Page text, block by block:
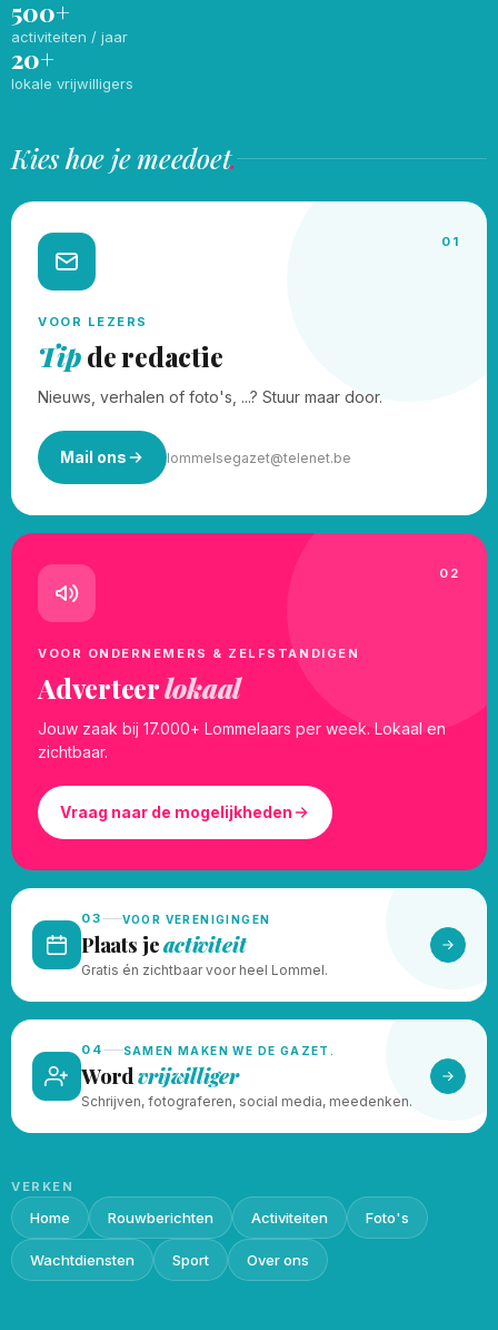
500+
activiteiten / jaar
20+
lokale vrijwilligers
Kies hoe je meedoet.
01
VOOR LEZERS
Tipde redactie
Nieuws, verhalen of foto's, ...? Stuur maar door.
Mail ons lommelsegazet@telenet.be
02
VOOR ONDERNEMERS & ZELFSTANDIGEN
Adverteerlokaal
Jouw zaak bij 17.000+ Lommelaars per week. Lokaal en
zichtbaar.
Vraag naar de mogelijkheden
03 VOOR VERENIGINGEN
Plaats jeactiviteit
Gratis én zichtbaar voor heel Lommel.
04 SAMEN MAKEN WE DE GAZET.
Wordvrijwilliger
Schrijven, fotograferen, social media, meedenken.
VERKEN
Home Rouwberichten Activiteiten Foto's
Wachtdiensten Sport Over ons